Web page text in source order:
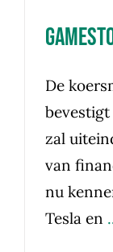
De
zal
van
nu
Tesla en